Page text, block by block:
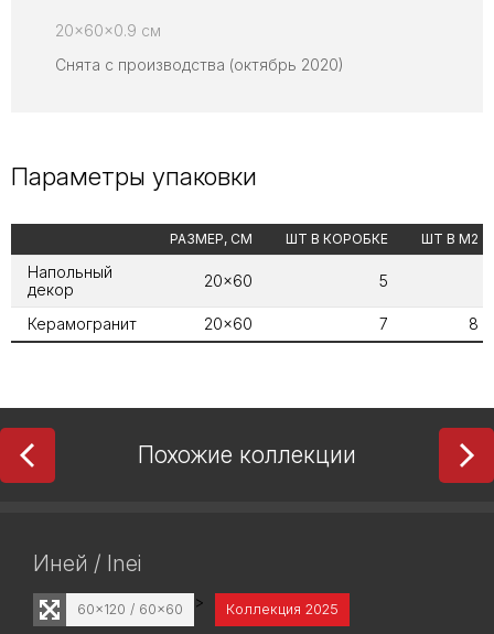
20x60x0.9 см
Снята с производства (октябрь 2020)
Параметры упаковки
РАЗМЕР, СМ ШТ В КОРОБКЕ ШТ В М2
Напольный
декор
20x60 5
Керамогранит 20x60 7 8
Похожие коллекции
Иней / Inei
>
60x120 / 60x60 Коллекция 2025